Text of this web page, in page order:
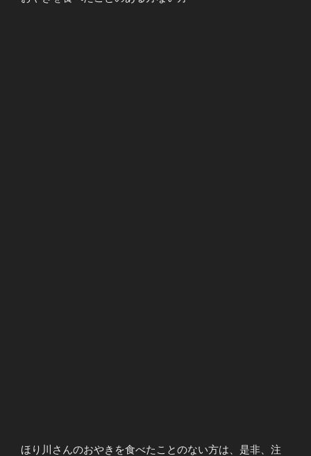
ほり川さんのおやきを食べたことのない方は、是非、注